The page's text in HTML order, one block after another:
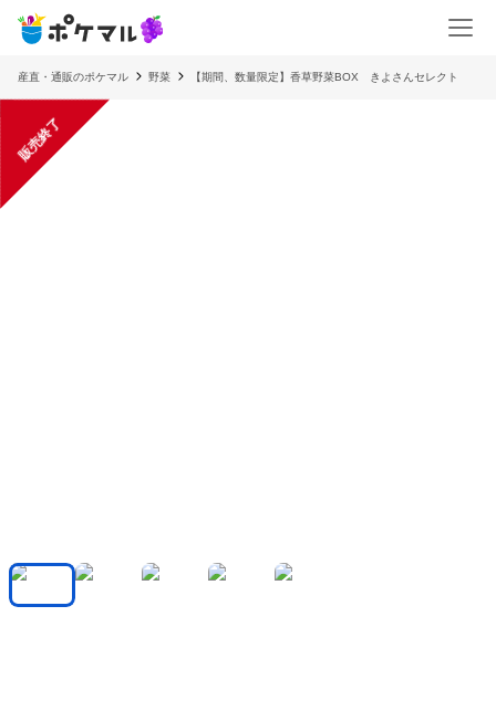
産直・通販のポケマル 野菜 【期間、数量限定】香草野菜BOX きよさんセレクト
販売終了